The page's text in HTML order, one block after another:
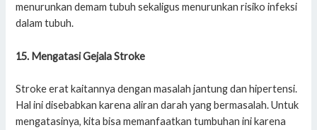
menurunkan demam tubuh sekaligus menurunkan risiko infeksi
dalam tubuh.
15. Mengatasi Gejala Stroke
Stroke erat kaitannya dengan masalah jantung dan hipertensi.
Hal ini disebabkan karena aliran darah yang bermasalah. Untuk
mengatasinya, kita bisa memanfaatkan tumbuhan ini karena